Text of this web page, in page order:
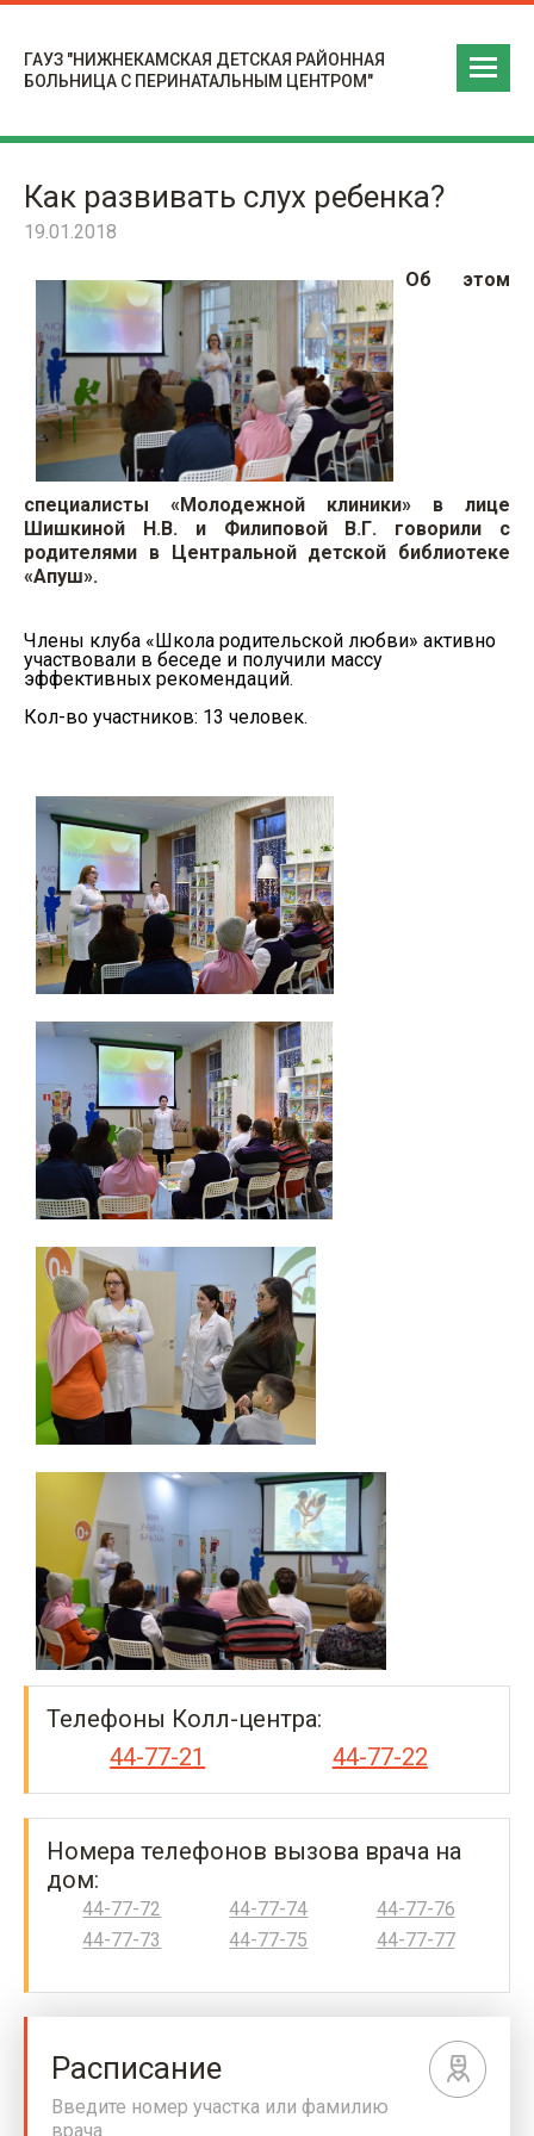
ГАУЗ "НИЖНЕКАМСКАЯ ДЕТСКАЯ РАЙОННАЯ
БОЛЬНИЦА С ПЕРИНАТАЛЬНЫМ ЦЕНТРОМ"
Как развивать слух ребенка?
19.01.2018
Об этом
специалисты «Молодежной клиники» в лице
Шишкиной Н.В. и Филиповой В.Г. говорили с
родителями в Центральной детской библиотеке
«Апуш».
Члены клуба «Школа родительской любви» активно
участвовали в беседе и получили массу
эффективных рекомендаций.
Кол-во участников: 13 человек.
Телефоны Колл-центра:
44-77-21
44-77-22
Номера телефонов вызова врача на
дом:
44-77-72
44-77-73
44-77-74
44-77-75
44-77-76
44-77-77
Расписание
Введите номер участка или фамилию
врача